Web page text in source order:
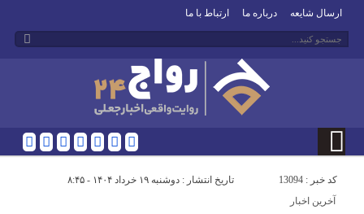
ارسال شایعه درباره ما ارتباط با ما
کد خبر : 13094 تاریخ انتشار : دوشنبه ۱۹ خرداد ۱۴۰۴ - ۸:۴۵
آخرین اخبار